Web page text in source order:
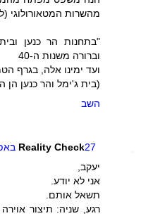
מהשרות המטאורולוגי
"בתחנות הר כנען
וברורה משנות ה-40
ועד ימינו אלה, בגרף
(בית ג'ימל והר כנען
השב
Reality Check27 באפריל 2012 בשעה 0:20
יעקב,
אני לא יודע.
תשאל אותם.
רגע, שניה: תיצור